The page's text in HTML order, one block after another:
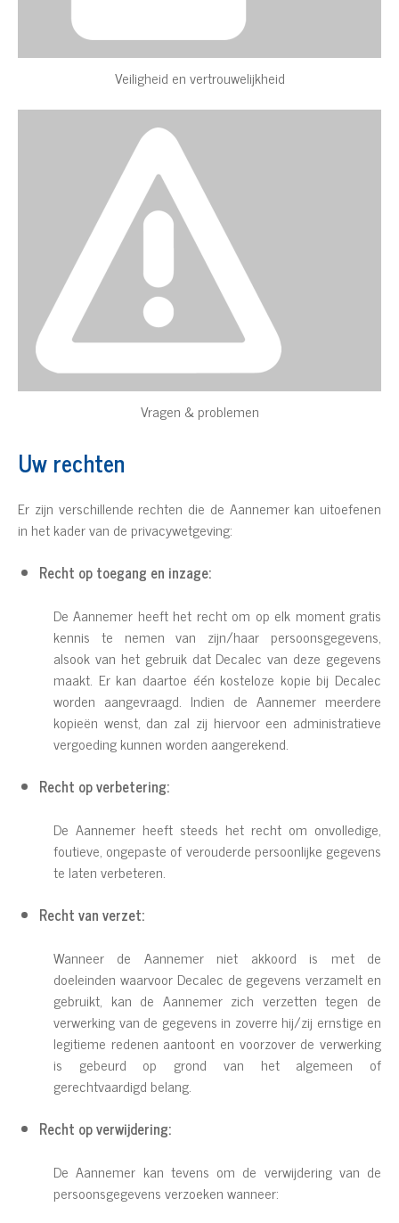
Veiligheid en vertrouwelijkheid
Vragen & problemen
Uw rechten
Er zijn verschillende rechten die de Aannemer kan uitoefenen
in het kader van de privacywetgeving:
Recht op toegang en inzage:
De Aannemer heeft het recht om op elk moment gratis
kennis te nemen van zijn/haar persoonsgegevens,
alsook van het gebruik dat Decalec van deze gegevens
maakt. Er kan daartoe één kosteloze kopie bij Decalec
worden aangevraagd. Indien de Aannemer meerdere
kopieën wenst, dan zal zij hiervoor een administratieve
vergoeding kunnen worden aangerekend.
Recht op verbetering:
De Aannemer heeft steeds het recht om onvolledige,
foutieve, ongepaste of verouderde persoonlijke gegevens
te laten verbeteren.
Recht van verzet:
Wanneer de Aannemer niet akkoord is met de
doeleinden waarvoor Decalec de gegevens verzamelt en
gebruikt, kan de Aannemer zich verzetten tegen de
verwerking van de gegevens in zoverre hij/zij ernstige en
legitieme redenen aantoont en voorzover de verwerking
is gebeurd op grond van het algemeen of
gerechtvaardigd belang.
Recht op verwijdering:
De Aannemer kan tevens om de verwijdering van de
persoonsgegevens verzoeken wanneer: